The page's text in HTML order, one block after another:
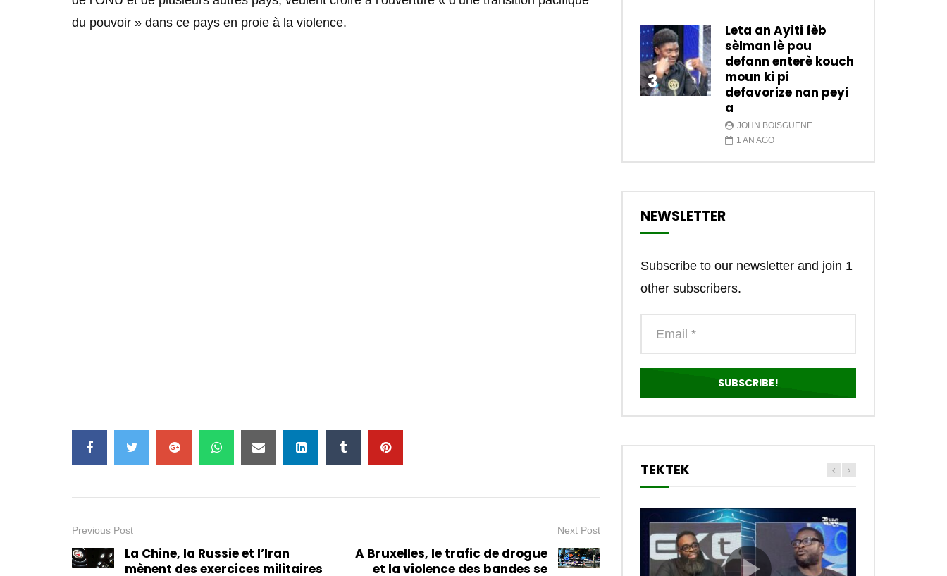
du pouvoir » dans ce pays en proie à la violence.
Previous Post
La Chine, la Russie et l’Iran
mènent des exercices militaires
Next Post
A Bruxelles, le trafic de drogue
et la violence des bandes se
3
Leta an Ayiti fèb
sèlman lè pou
defann enterè kouch
moun ki pi
defavorize nan peyi
a
JOHN BOISGUENE
1 AN AGO
NEWSLETTER
Subscribe to our newsletter and join 1
other subscribers.
TEKTEK